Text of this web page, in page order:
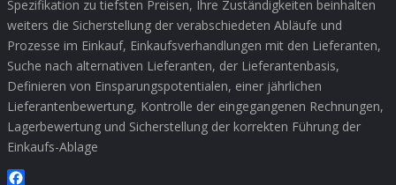
Spezifikation zu tiefsten Preisen, Ihre Zuständigkeiten beinhalten
weiters die Sicherstellung der verabschiedeten Abläufe und
Prozesse im Einkauf, Einkaufsverhandlungen mit den Lieferanten,
Suche nach alternativen Lieferanten, der Lieferantenbasis,
Definieren von Einsparungspotentialen, einer jährlichen
Lieferantenbewertung, Kontrolle der eingegangenen Rechnungen,
Lagerbewertung und Sicherstellung der korrekten Führung der
Einkaufs-Ablage